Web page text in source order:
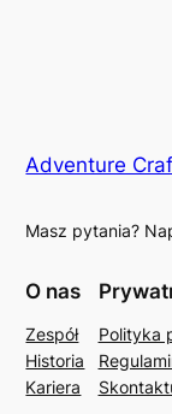
Adventure
Masz pytania?
O nas
Zespół
Historia
Kariera
Polityka